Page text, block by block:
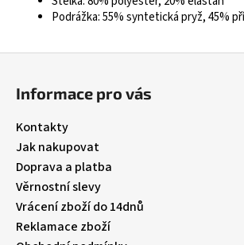
Podrážka: 55% syntetická pryž, 45%
Informace pro vás
Kontakty
Jak nakupovat
Doprava a platba
Věrnostní slevy
Vrácení zboží do 14dnů
Reklamace zboží